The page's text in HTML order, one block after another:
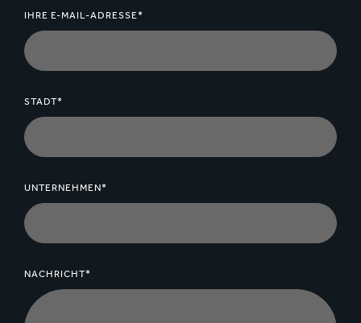
IHRE E-MAIL-ADRESSE*
STADT*
UNTERNEHMEN*
NACHRICHT*